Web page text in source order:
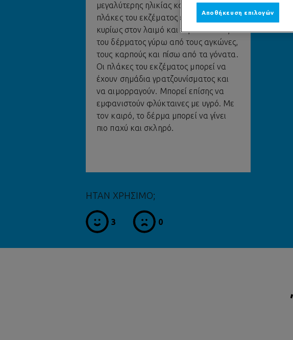
μεγαλύτερης ηλικίας και ενήλικες, οι
πλάκες του εκζέματος εντοπίζονται
κυρίως στον λαιμό και τις πτυχώσεις
του δέρματος γύρω από τους αγκώνες,
τους καρπούς και πίσω από τα γόνατα.
Οι πλάκες του εκζέματος μπορεί να
έχουν σημάδια γρατζουνίσματος και
να αιμορραγούν. Μπορεί επίσης να
εμφανιστούν φλύκταινες με υγρό. Με
τον καιρό, το δέρμα μπορεί να γίνει
πιο παχύ και σκληρό.
ΗΤΑΝ ΧΡΗΣΙΜΟ;
ναι3 όχι 0
Αποθήκευση επιλογών